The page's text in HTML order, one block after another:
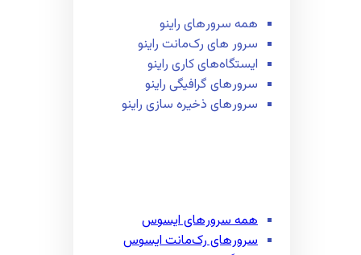
همه سرور‌های راینو
سرور ‌های رک‌مانت راینو
ایستگاه‌های کاری راینو
سرور‌های گرافیگی راینو
سرور‌های ذخیره سازی راینو
همه سرور‌های ایسوس
سرور‌های رک‌مانت ایسوس